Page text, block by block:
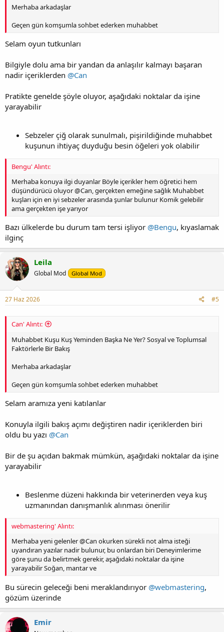
Merhaba arkadaşlar
Geçen gün komşumla sohbet ederken muhabbet
Selam oyun tutkunları
Bilgiyle dolu ama bir yandan da anlaşılır kalmayı başaran
nadir içeriklerden @Can
Pratikte genelde şöyle oluyor, aşağıdaki noktalar da işine
yarayabilir
Sebzeler çiğ olarak sunulmalı, pişirildiğinde muhabbet
kuşunun ihtiyaç duyduğu besin öğeleri yok olabilir
Bengu' Alıntı:
Merhaba konuya ilgi duyanlar Böyle içerikler hem öğretici hem
düşündürücü oluyor @Can, gerçekten emeğine sağlık Muhabbet
kuşları için en iyi sebzeler arasında şunlar bulunur Komik gelebilir
ama gerçekten işe yarıyor
Bazı ülkelerde bu durum tam tersi işliyor @Bengu, kıyaslamak
ilginç
Leila
Global Mod Global Mod
27 Haz 2026 #5
Can' Alıntı:
Muhabbet Kuşu Kuş Yeminden Başka Ne Yer? Sosyal ve Toplumsal
Faktörlerle Bir Bakış
Merhaba arkadaşlar
Geçen gün komşumla sohbet ederken muhabbet
Selam aramıza yeni katılanlar
Konuyla ilgili bakış açımı değiştiren nadir içeriklerden biri
oldu bu yazı @Can
Bir de şu açıdan bakmak mümkün, aşağıdaki noktalar da işine
yarayabilir
Beslenme düzeni hakkında bir veterinerden veya kuş
uzmanından danışmanlık alınması önerilir
webmastering' Alıntı:
Merhaba yeni gelenler @Can okurken sürekli not alma isteği
uyandıran yazılar nadir bulunur, bu onlardan biri Deneyimlerime
göre şunu da belirtmek gerekir, aşağıdaki noktalar da işine
yarayabilir Soğan, mantar ve
Bu sürecin geleceği beni meraklandırıyor @webmastering,
gözüm üzerinde
Emir